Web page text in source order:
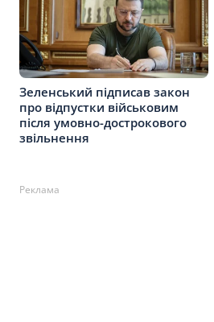
Зеленський підписав закон
про відпустки військовим
після умовно-дострокового
звільнення
Реклама